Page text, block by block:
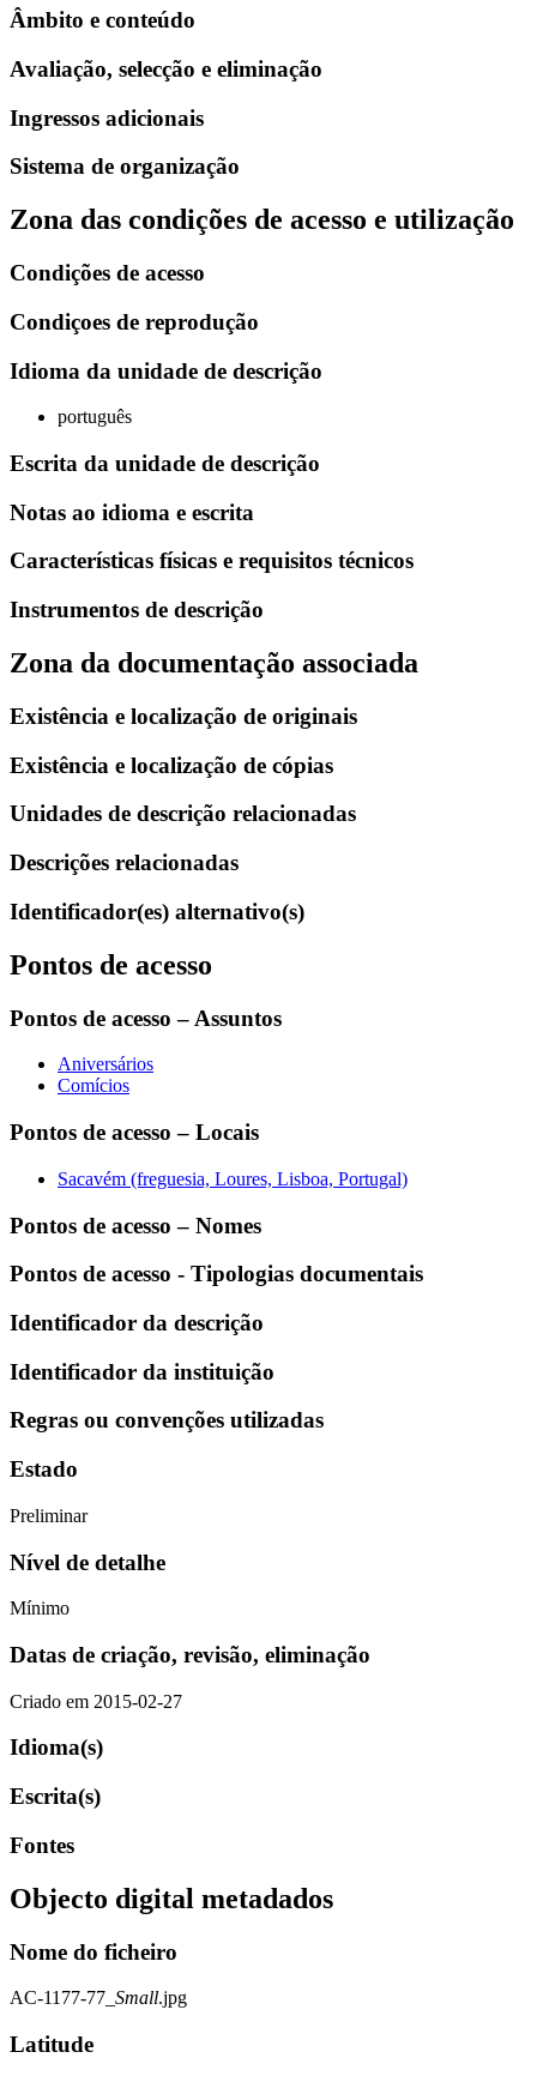
Âmbito e conteúdo
Avaliação, selecção e eliminação
Ingressos adicionais
Sistema de organização
Zona das condições de acesso e utilização
Condições de acesso
Condiçoes de reprodução
Idioma da unidade de descrição
português
Escrita da unidade de descrição
Notas ao idioma e escrita
Características físicas e requisitos técnicos
Instrumentos de descrição
Zona da documentação associada
Existência e localização de originais
Existência e localização de cópias
Unidades de descrição relacionadas
Descrições relacionadas
Identificador(es) alternativo(s)
Pontos de acesso
Pontos de acesso – Assuntos
Aniversários
Comícios
Pontos de acesso – Locais
Sacavém (freguesia, Loures, Lisboa, Portugal)
Pontos de acesso – Nomes
Pontos de acesso - Tipologias documentais
Identificador da descrição
Identificador da instituição
Regras ou convenções utilizadas
Estado
Preliminar
Nível de detalhe
Mínimo
Datas de criação, revisão, eliminação
Criado em 2015-02-27
Idioma(s)
Escrita(s)
Fontes
Objecto digital metadados
Nome do ficheiro
AC-1177-77_ Small.jpg
Latitude